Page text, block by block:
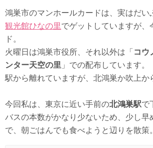
鴻巣市のマンホールカードは、実はだい
観光館ひなの里でゲットしていますが、
ド。
火曜日は鴻巣市役所、それ以外は「 コウ
ンター天空の里 」での配布しています。
駅から離れていますが、北鴻巣か吹上か
今回私は、東京に近い手前の北鴻巣駅で
バスの本数がかなり少ないため、少し早
で、朝ごはんでも食べようと辺りを散策。